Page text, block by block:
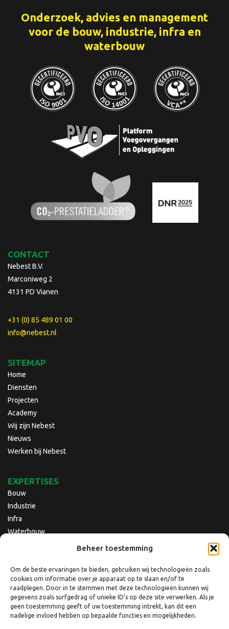
Beheer toestemming
Om de beste ervaringen te bieden, gebruiken wij technologieën zoals
cookies om informatie over je apparaat op te slaan en/of te
raadplegen. Door in te stemmen met deze technologieën kunnen wij
gegevens zoals surfgedrag of unieke ID's op deze site verwerken. Als je
geen toestemming geeft of uw toestemming intrekt, kan dit een
nadelige invloed hebben op bepaalde functies en mogelijkheden.
Onderzoek, advies en management
voor de bouw, industrie, infra en
waterbouw
CONTACT
Nebest B.V.
Marconiweg 2
4131 PD Vianen
+31 (0) 85 489 01 00
info@nebest.nl
SITEMAP
Home
Diensten
Projecten
Academy
Wij zijn Nebest
Nieuws
Werken bij Nebest
EXPERTISES
Bouw
Industrie
Infra
Waterbouw